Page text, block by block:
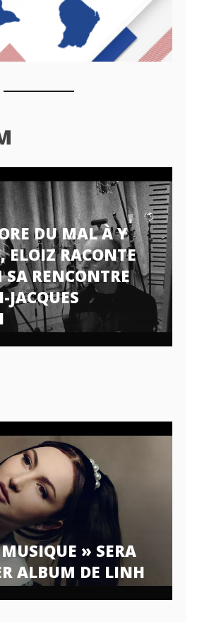
DU MAL À Y
ELOIZ RACONTE
SA RENCONTRE
JACQUES
» SERA
ALBUM DE LINH